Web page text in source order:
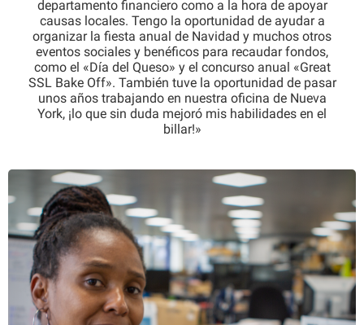
departamento financiero como a la hora de apoyar
causas locales. Tengo la oportunidad de ayudar a
organizar la fiesta anual de Navidad y muchos otros
eventos sociales y benéficos para recaudar fondos,
como el «Día del Queso» y el concurso anual «Great
SSL Bake Off». También tuve la oportunidad de pasar
unos años trabajando en nuestra oficina de Nueva
York, ¡lo que sin duda mejoró mis habilidades en el
billar!»